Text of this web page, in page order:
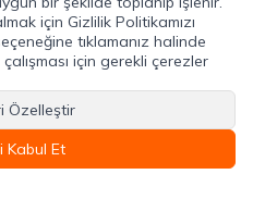
için Gizlilik Politikamızı
tıklamanız halinde
için gerekli çerezler
Özelleştir
Kabul Et